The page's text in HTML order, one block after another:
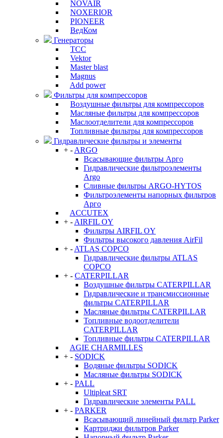
NOVAIR
NOXERIOR
PIONEER
ВедКом
Генераторы
ТСС
Vektor
Master blast
Magnus
Add power
Фильтры для компрессоров
Воздушные фильтры для компрессоров
Масляные фильтры для компрессоров
Маслоотделители для компрессоров
Топливные фильтры для компрессоров
Гидравлические фильтры и элементы
+ - ARGO
Всасывающие фильтры Арго
Гидравлические фильтроэлементы
Argo
Сливные фильтры ARGO-HYTOS
Фильтроэлементы напорных фильтров
Арго
ACCUTEX
+ - AIRFIL OY
Фильтры AIRFIL OY
Фильтры высокого давления AirFil
+ - ATLAS COPCO
Гидравлические фильтры ATLAS
COPCO
+ - CATERPILLAR
Воздушные фильтры CATERPILLAR
Гидравлические и трансмиссионные
фильтры CATERPILLAR
Масляные фильтры CATERPILLAR
Топливные водоотделители
CATERPILLAR
Топливные фильтры CATERPILLAR
AGIE CHARMILLES
+ - SODICK
Водяные фильтры SODICK
Масляные фильтры SODICK
+ - PALL
Ultipleat SRT
Гидравлические элементы PALL
+ - PARKER
Всасывающий линейный фильтр Parker
Картриджи фильтров Parker